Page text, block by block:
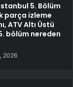
5. Bölüm
parça izleme
ATV Altı Üstü
bölüm nereden
2026